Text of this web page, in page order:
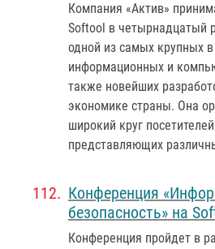
Компания «Актив»
Softool в четырнадцатый
одной из самых крупных
информационных и
также новейших
экономике страны. Она
широкий круг
представляющих
Конференция
безопасность» на
Конференция пройдет в